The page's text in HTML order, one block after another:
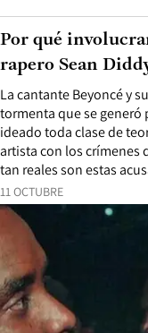
11 OCTUBRE
La cantante Beyoncé y
tormenta que se generó
ideado toda clase de
artista con los crímenes
tan reales son estas
Por qué
rapero Sean